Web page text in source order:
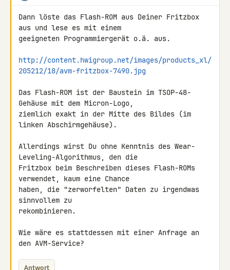
Dann löste das Flash-ROM aus Deiner Fritzbox
aus und lese es mit einem
geeigneten Programmiergerät o.ä. aus.
http://content.hwigroup.net/images/products_xl/
205212/18/avm-fritzbox-7490.jpg
Das Flash-ROM ist der Baustein im TSOP-48-
Gehäuse mit dem Micron-Logo,
ziemlich exakt in der Mitte des Bildes (im
linken Abschirmgehäuse).
Allerdings wirst Du ohne Kenntnis des Wear-
Leveling-Algorithmus, den die
Fritzbox beim Beschreiben dieses Flash-ROMs
verwendet, kaum eine Chance
haben, die "zerworfelten" Daten zu irgendwas
sinnvollem zu
rekombinieren.
Wie wäre es stattdessen mit einer Anfrage an
den AVM-Service?
Antwort